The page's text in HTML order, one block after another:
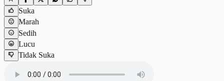
Suka
Marah
Sedih
Lucu
Tidak Suka